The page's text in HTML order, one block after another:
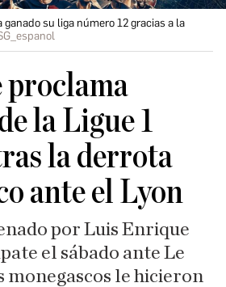
ganado su liga número 12 gracias a la
proclama
la Ligue 1
la derrota
ante el Lyon
por Luis Enrique
el sábado ante Le
monegascos le hicieron